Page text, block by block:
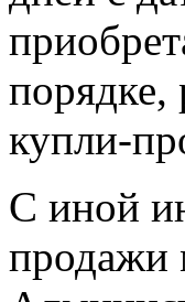
порядке,
купли-
С иной
продажи